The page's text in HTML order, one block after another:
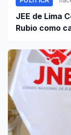
JEE de Lima
Rubio como